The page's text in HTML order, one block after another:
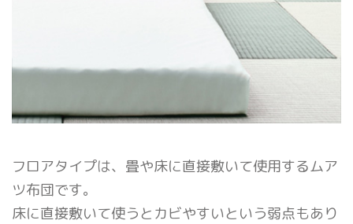
フロアタイプは、畳や床に直接敷いて使用するムア
ツ布団です。
床に直接敷いて使うとカビやすいという弱点もあり